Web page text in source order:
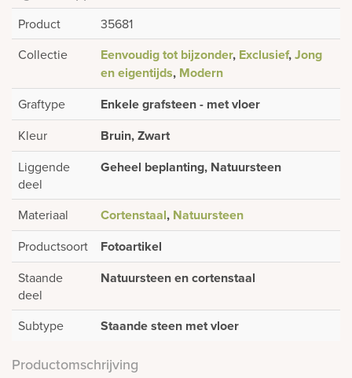
Product
35681
Collectie
Eenvoudig tot bijzonder, Exclusief,Jong
en eigentijds, Modern
Graftype Enkele grafsteen - met vloer
Kleur Bruin, Zwart
Liggende
deel
Geheel beplanting, Natuursteen
Materiaal Cortenstaal, Natuursteen
Productsoort Fotoartikel
Staande
deel
Natuursteen en cortenstaal
Subtype Staande steen met vloer
Productomschrijving